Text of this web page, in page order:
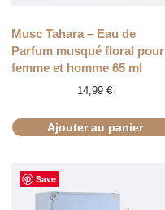
Musc Tahara – Eau de
Parfum musqué floral pour
femme et homme 65 ml
14,99€
Ajouter au panier
Save